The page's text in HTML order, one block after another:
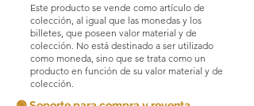
Este producto se vende como artículo de
colección, al igual que las monedas y los
billetes, que poseen valor material y de
colección. No está destinado a ser utilizado
como moneda, sino que se trata como un
producto en función de su valor material y de
colección.